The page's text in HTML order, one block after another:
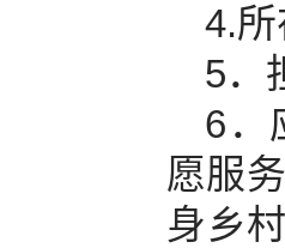
4.
5．
6．
愿服
身乡